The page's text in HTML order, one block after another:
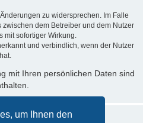
um Ihnen den
zu widersprechen. Im Falle
dem Betreiber und dem Nutzer
mit sofortiger Wirkung.
und verbindlich, wenn der Nutzer
mit Ihren persönlichen Daten sind